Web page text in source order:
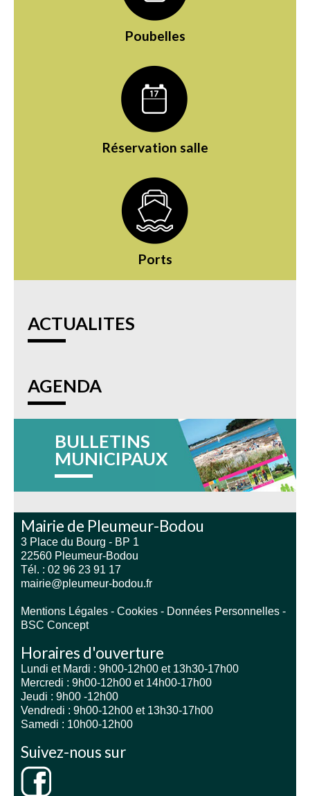
Poubelles
Réservation salle
Ports
ACTUALITES
AGENDA
BULLETINS
MUNICIPAUX
Mairie de Pleumeur-Bodou
3 Place du Bourg - BP 1
22560 Pleumeur-Bodou
Tél. : 02 96 23 91 17
mairie@pleumeur-bodou.fr
Mentions Légales - Cookies - Données Personnelles -
BSC Concept
Horaires d'ouverture
Lundi et Mardi : 9h00-12h00 et 13h30-17h00
Mercredi : 9h00-12h00 et 14h00-17h00
Jeudi : 9h00 -12h00
Vendredi : 9h00-12h00 et 13h30-17h00
Samedi : 10h00-12h00
Suivez-nous sur